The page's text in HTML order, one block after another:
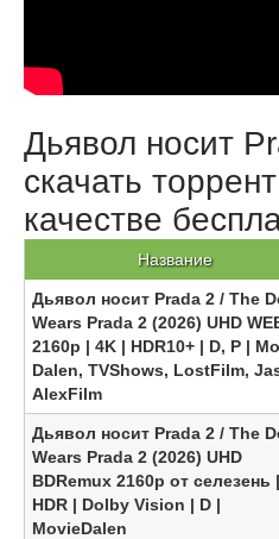
Дьявол носит
скачать
качестве
Название
Дьявол носит Prada 2 / The
Wears Prada 2 (2026) UHD
2160p | 4K | HDR10+ | D, P |
Dalen, TVShows, LostFilm,
AlexFilm
Дьявол носит Prada 2 / The
Wears Prada 2 (2026) UHD
BDRemux 2160p от селезень
HDR | Dolby Vision | D |
MovieDalen